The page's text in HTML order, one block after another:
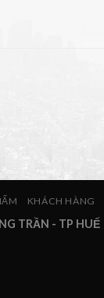
KHÁCH HÀNG
TRẦN - TP HUẾ